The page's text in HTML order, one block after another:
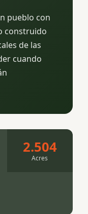
pueblo con
construido
de las
cuando
2.504
Acres